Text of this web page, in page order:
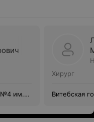
№4 им.
Хирург
Витебская